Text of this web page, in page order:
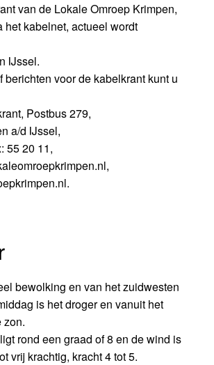
van de Lokale Omroep Krimpen,
het kabelnet, actueel wordt
IJssel.
berichten voor de kabelkrant kunt u
Postbus 279,
a/d IJssel,
55 20 11,
bewolking en van het zuidwesten
is het droger en vanuit het
zon.
rond een graad of 8 en de wind is
vrij krachtig, kracht 4 tot 5.